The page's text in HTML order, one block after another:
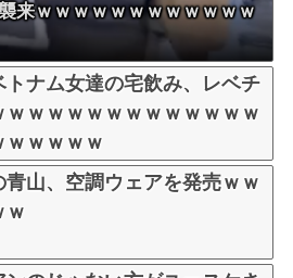
来ｗｗｗｗｗｗｗｗｗｗｗｗ
トナム女達の宅飲み、レベチ
ｗｗｗｗｗｗｗｗｗｗｗｗｗ
ｗｗｗｗｗ
青山、空調ウェアを発売ｗｗ
ｗ